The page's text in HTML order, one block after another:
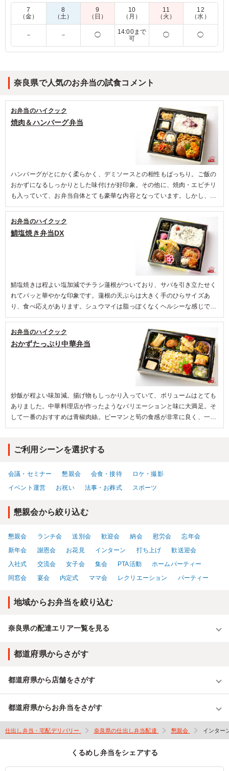
※プルダウンよりご飯の種類をお選びください。
※写真はターメリックライスです。
毎度お肉が柔らかくソースも美味しくて、今のところステ
ので、黄色さに少し驚きました（笑）。味はいつも通り美
大阪府大阪市淀川区木川東
7
（金）
8
（土）
9
（日）
10
（月）
11
（火）
12
（水）
－ － ◯
14:00まで
可
◯ ◯
奈良県で人気のお弁当の試食コメント
焼肉＆ハンバーグ弁当
お弁当のハイクック
ハンバーグがとにかく柔らかく、デミソースとの相性もばっちり。ご飯の
おかずになるしっかりとした味付けが好印象。その他に、焼肉・エビチリ
も入っていて、お弁当自体とても豪華な内容となっています。しかし、特
筆するべきは副菜の切干大根。食感がよく手作り感がとても伝わってき
て、ほっこりした気持ちになりました。
鯖塩焼き弁当DX
お弁当のハイクック
鯖塩焼きは程よい塩加減でチラシ蓮根がついており、サバを引き立たせく
れてパッと華やかな印象です。蓮根の天ぷらは大きく手のひらサイズあ
り、食べ応えがあります。シュウマイは脂っぽくなくヘルシーな感じでふ
んわりしていました。付け合わせにひじき、わかめ、みんな大好きミート
ボールが入っていて、うれしい気持ちになりました。全体的な量も多すぎ
ず少なすぎずなので丁度よいので女性でも食べきれる量となっており、男
女ともにおすすめです。
おかずたっぷり中華弁当
お弁当のハイクック
炒飯が程よい味加減。揚げ物もしっかり入っていて、ボリュームはとても
ありました。中華料理店が作ったようなバリエーションと味に大満足。そ
して一番のおすすめは青椒肉絲。ピーマンと筍の食感が非常に良く、一番
はじめに完食してしまいました。箸休めの副菜も入っているので、最後ま
ご利用シーンを選択する
会議・セミナー 懇親会 会食・接待
ロケ・撮影
イベント運営
お祝い 法事・お葬式 スポーツ
懇親会から絞り込む
懇親会 ランチ会 送別会 歓迎会 納会 慰労会
忘年会
新年会
謝恩会 お花見 インターン 打ち上げ
歓送迎会
入社式
交流会 女子会 集会 PTA活動
ホームパーティー
同窓会
宴会 内定式 ママ会 レクリエーション パーティー
地域からお弁当を絞り込む
奈良県の配達エリア一覧を見る
都道府県からさがす
都道府県から店舗をさがす
都道府県からお弁当をさがす
仕出し弁当・宅配デリバリー 奈良県の仕出し弁当配達 懇親会 インター
くるめし弁当をシェアする